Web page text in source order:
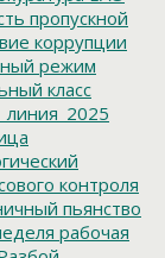
пропускной
коррупции
режим
класс
контроля
пьянство
рабочая